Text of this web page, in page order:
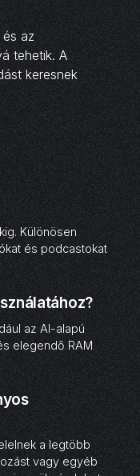
az
tehetik. A
keresnek
Különösen
és podcastokat
az AI-alapú
elegendő RAM
a legtöbb
vagy egyéb